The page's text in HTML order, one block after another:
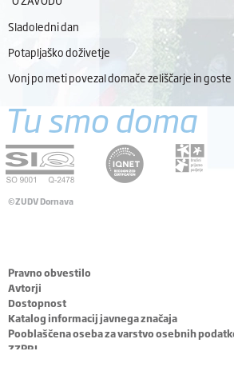
Sladoledni dan
Potapljaško doživetje
Vonj po meti povezal domače zeliščarje in goste
Tu smo doma
©ZUDV Dornava
Pravno obvestilo
Avtorji
Dostopnost
Katalog informacij javnega značaja
Pooblaščena oseba za varstvo osebnih
ZZPRI